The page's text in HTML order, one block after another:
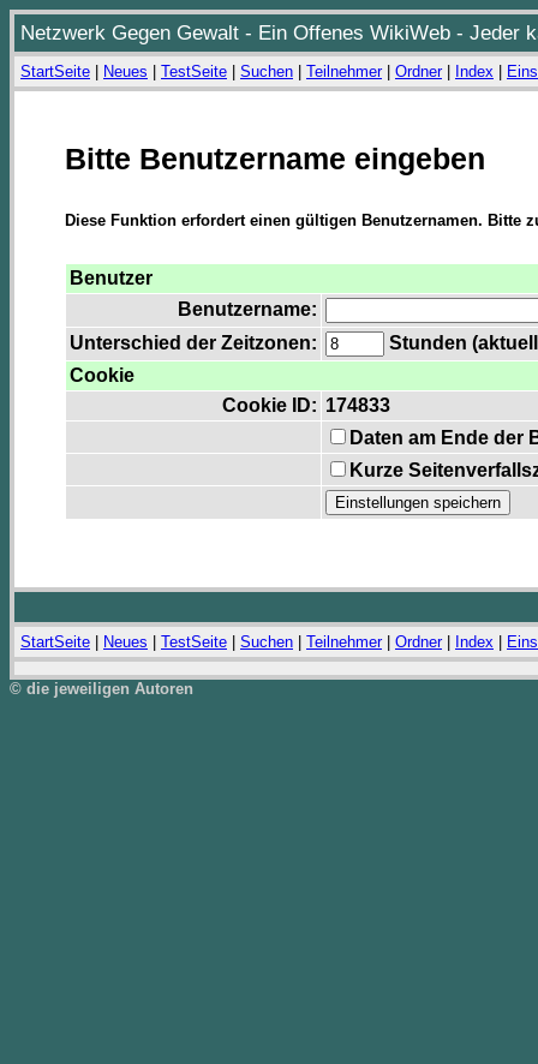
Netzwerk Gegen Gewalt - Ein Offenes WikiWeb - Jeder
StartSeite Neues TestSeite Suchen Teilnehmer| Ordner| Index
Bitte Benutzername eingeben
Diese Funktion erfordert einen gültigen Benutzernamen. Bitte
Benutzer
Benutzername:
Unterschied der Zeitzonen:
Stunden
Cookie
Cookie ID: 174833
Daten am Ende der
Kurze
StartSeite Neues TestSeite Suchen Teilnehmer| Ordner| Index
© die jeweiligen Autoren